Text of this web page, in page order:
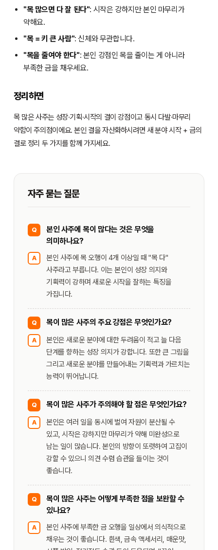
"목 많으면 다 잘 된다": 시작은 강하지만 본인 마무리가
약해요.
"목 = 키 큰 사람": 신체와 무관합니다.
"목을 줄여야 한다": 본인 강점인 목을 줄이는 게 아니라
부족한 금을 채우세요.
정리하면
목 많은 사주는 성장·기획·시작의 결이 강점이고 동시 다발·마무리
약함이 주의점이에요. 본인 결을 자산화하시려면 새 분야 시작 + 금의
결로 정리 두 가지를 함께 가지세요.
자주 묻는 질문
Q
본인 사주에 목이 많다는 것은 무엇을
의미하나요?
A
본인 사주에 목 오행이 4개 이상일 때 "목 다"
사주라고 부릅니다. 이는 본인이 성장 의지와
기획력이 강하며 새로운 시작을 잘하는 특징을
가집니다.
Q 목이 많은 사주의 주요 강점은 무엇인가요?
A
본인은 새로운 분야에 대한 두려움이 적고 늘 다음
단계를 향하는 성장 의지가 강합니다. 또한 큰 그림을
그리고 새로운 분야를 만들어내는 기획력과 가르치는
능력이 뛰어납니다.
Q 목이 많은 사주가 주의해야 할 점은 무엇인가요?
A
본인은 여러 일을 동시에 벌여 자원이 분산될 수
있고, 시작은 강하지만 마무리가 약해 미완성으로
남는 일이 많습니다. 본인의 방향이 또렷하여 고집이
강할 수 있으니 의견 수렴 습관을 들이는 것이
좋습니다.
Q
목이 많은 사주는 어떻게 부족한 점을 보완할 수
있나요?
A
본인 사주에 부족한 금 오행을 일상에서 의식적으로
채우는 것이 좋습니다. 흰색, 금속 액세서리, 매운맛,